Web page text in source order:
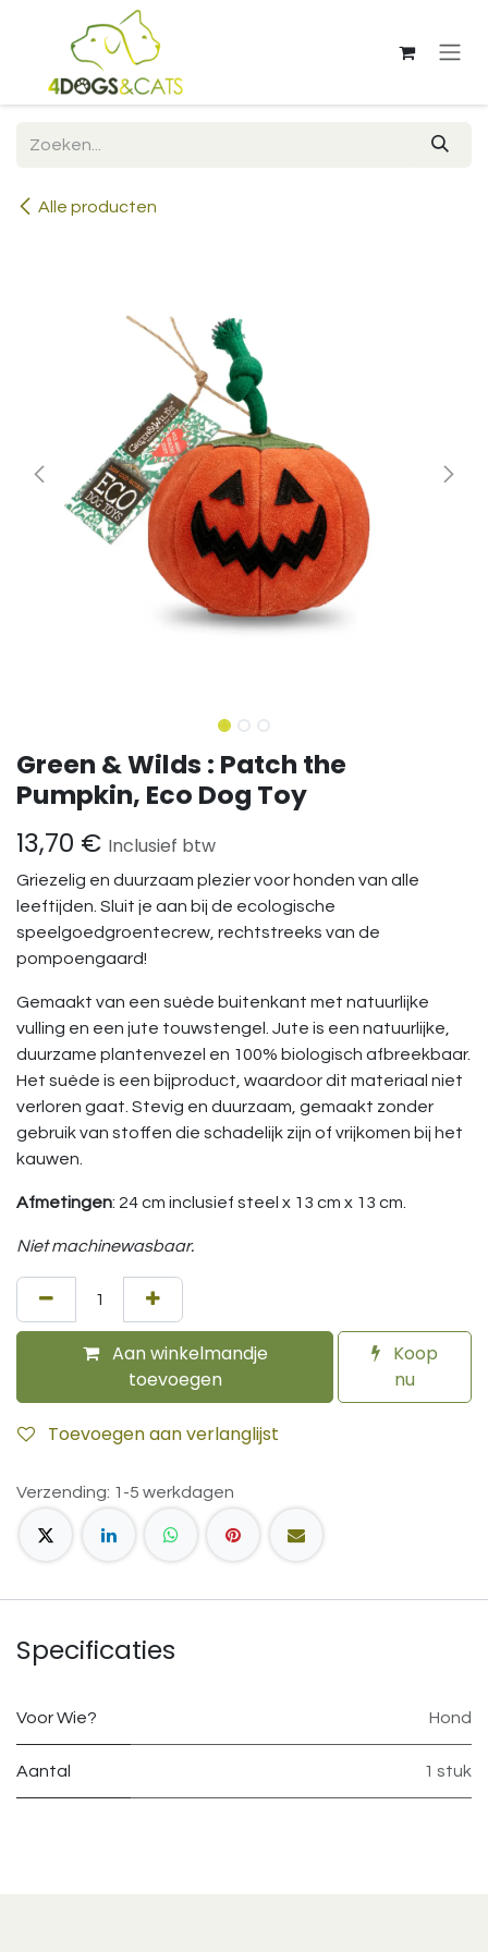
Overslaan naar inhoud
Alle producten
Green & Wilds : Patch the
Pumpkin, Eco Dog Toy
13,70 € Inclusief btw
Griezelig en duurzaam plezier voor honden van alle
leeftijden. Sluit je aan bij de ecologische
speelgoedgroentecrew, rechtstreeks van de
pompoengaard!
Gemaakt van een suède buitenkant met natuurlijke
vulling en een jute touwstengel. Jute is een natuurlijke,
duurzame plantenvezel en 100% biologisch afbreekbaar.
Het suède is een bijproduct, waardoor dit materiaal niet
verloren gaat. Stevig en duurzaam, gemaakt zonder
gebruik van stoffen die schadelijk zijn of vrijkomen bij het
kauwen.
Afmetingen: 24 cm inclusief steel x 13 cm x 13 cm.
Niet machinewasbaar.
Aan winkelmandje
toevoegen
Koop
nu
Toevoegen aan verlanglijst
Verzending: 1-5 werkdagen
Specificaties
Voor Wie? Hond
Aantal 1 stuk